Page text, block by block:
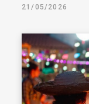
21/05/2026